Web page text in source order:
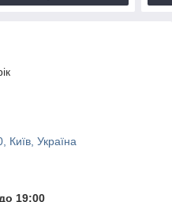
Київ, Україна
19:00